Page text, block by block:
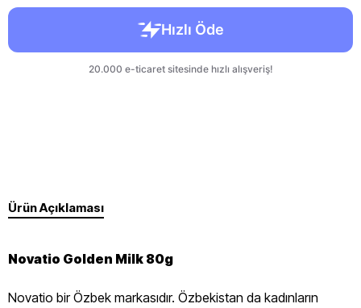
Ürün Açıklaması
Novatio Golden Milk 80g
Novatio bir Özbek markasıdır. Özbekistan da kadınların